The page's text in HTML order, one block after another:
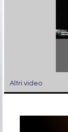
Altri video